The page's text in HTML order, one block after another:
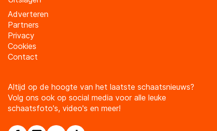
Adverteren
Partners
Privacy
Cookies
Contact
Altijd op de hoogte van het laatste schaatsnieuws?
Volg ons ook op social media voor alle leuke
schaatsfoto's, video's en meer!